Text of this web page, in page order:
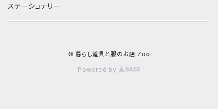
靴・くつした
スタイ・エプロン
ステーショナリー
© 暮らし道具と服のお店 Zoo
Powered by